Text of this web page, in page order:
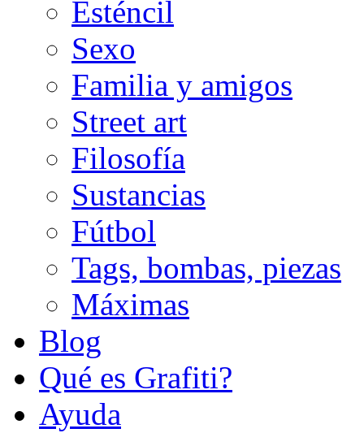
Esténcil
Sexo
Familia y amigos
Street art
Filosofía
Sustancias
Fútbol
Tags, bombas, piezas
Máximas
Blog
Qué es Grafiti?
Ayuda